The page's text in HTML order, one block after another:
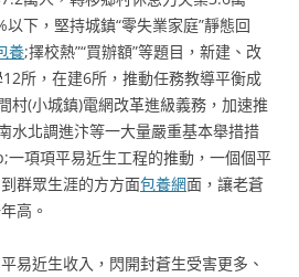
下，堅持城鎮“零失業家庭”靜態回
養;擇校熱”“買辦額”等題目，新建、改
所，在建6所，推動任務教導平衡成
村(小城鎮)電網改革進級義務，加速推
水北調進汴等一大量嚴重基本舉措措
一項項平易近生工程的推動，一個個平
群眾生涯的方方面包養網面，讓老蒼
高。
易近生收入，閃開封蒼生受害更多、